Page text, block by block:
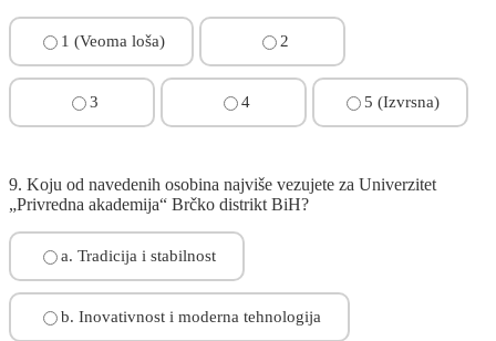
1 (Veoma loša) 2
3 4 5 (Izvrsna)
9. Koju od navedenih osobina najviše vezujete za Univerzitet
„Privredna akademija“ Brčko distrikt BiH?
a. Tradicija i stabilnost
b. Inovativnost i moderna tehnologija